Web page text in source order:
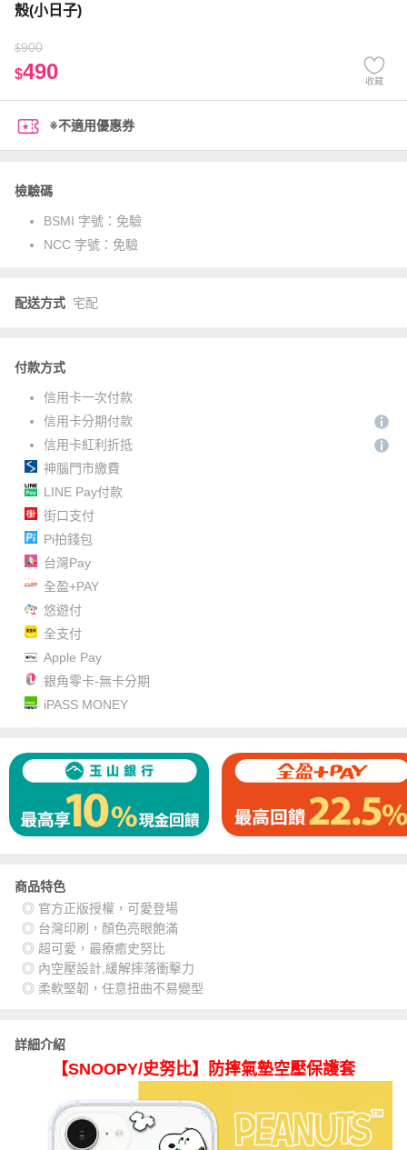
殼(小日子)
$900
$490 收藏
※不適用優惠券
檢驗碼
BSMI 字號： 免驗
NCC 字號： 免驗
配送方式 宅配
付款方式
信用卡一次付款
信用卡分期付款
信用卡紅利折抵
神腦門市繳費
LINE Pay付款
街口支付
Pi拍錢包
台灣Pay
全盈+PAY
悠遊付
全支付
Apple Pay
銀角零卡-無卡分期
iPASS MONEY
商品特色
◎ 官方正版授權，可愛登場
◎ 台灣印刷，顏色亮眼飽滿
◎ 超可愛，最療癒史努比
◎ 內空壓設計,緩解摔落衝擊力
◎ 柔軟堅韌，任意扭曲不易變型
詳細介紹
【SNOOPY/史努比】防摔氣墊空壓保護套